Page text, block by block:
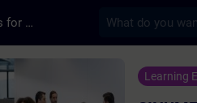
Training Services for Digital Industries
- SINUMERIK 5-
Learning